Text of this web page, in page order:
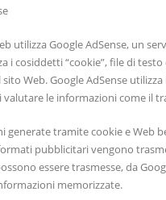
utilizza Google AdSense, un
i cosiddetti “cookie”, file di
sito Web. Google AdSense
le informazioni come il
generate tramite cookie e Web
pubblicitari vengono
essere trasmesse, da
memorizzate.